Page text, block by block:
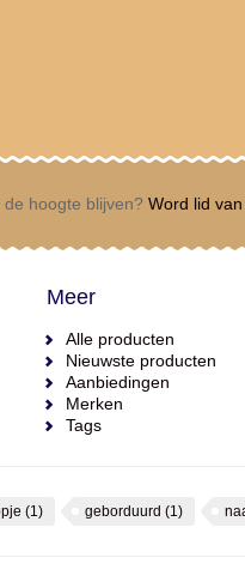
de hoogte blijven? Word lid
Meer
Alle producten
Nieuwste producten
Aanbiedingen
Merken
Tags
(1) geborduurd (1)